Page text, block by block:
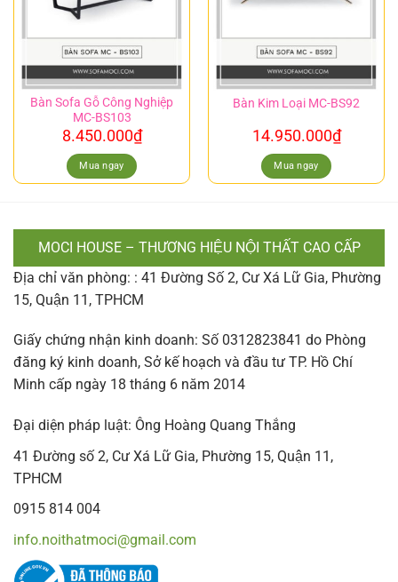
Bàn Sofa Gỗ Công Nghiệp
MC-BS103
8.450.000₫
Mua ngay
Bàn Kim Loại MC-BS92
14.950.000₫
Mua ngay
MOCI HOUSE – THƯƠNG HIỆU NỘI THẤT CAO CẤP
Địa chỉ văn phòng: : 41 Đường Số 2, Cư Xá Lữ Gia, Phường
15, Quận 11, TPHCM
Giấy chứng nhận kinh doanh: Số 0312823841 do Phòng
đăng ký kinh doanh, Sở kế hoạch và đầu tư TP. Hồ Chí
Minh cấp ngày 18 tháng 6 năm 2014
Đại diện pháp luật: Ông Hoàng Quang Thắng
41 Đường số 2, Cư Xá Lữ Gia, Phường 15, Quận 11,
TPHCM
0915 814 004
info.noithatmoci@gmail.com